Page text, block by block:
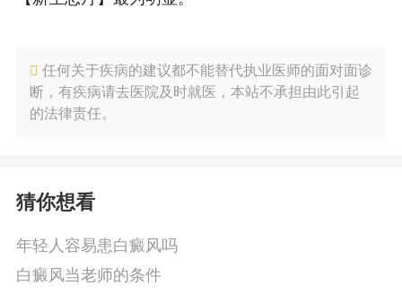
任何关于疾病的建议都不能替代执业医师的面对面诊
断，有疾病请去医院及时就医，本站不承担由此引起
的法律责任。
猜你想看
年轻人容易患白癜风吗
白癜风当老师的条件